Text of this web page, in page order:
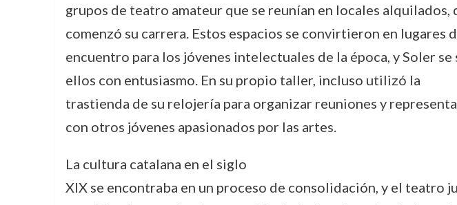
grupos de teatro amateur que se reunían en locales alquilados,
comenzó su carrera. Estos espacios se convirtieron en lugares
encuentro para los jóvenes intelectuales de la época, y Soler se
ellos con entusiasmo. En su propio taller, incluso utilizó la
trastienda de su relojería para organizar reuniones y
con otros jóvenes apasionados por las artes.
La cultura catalana en el siglo
XIX se encontraba en un proceso de consolidación, y el teatro